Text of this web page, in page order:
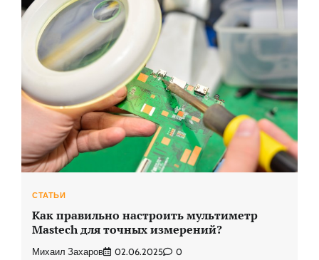
СТАТЬИ
Как правильно настроить мультиметр
Mastech для точных измерений?
Михаил Захаров 02.06.2025 0